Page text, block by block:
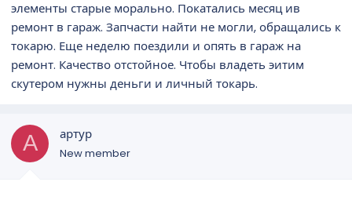
элементы старые морально. Покатались месяц ив
ремонт в гараж. Запчасти найти не могли, обращались к
токарю. Еще неделю поездили и опять в гараж на
ремонт. Качество отстойное. Чтобы владеть эитим
скутером нужны деньги и личный токарь.
А артур
New member